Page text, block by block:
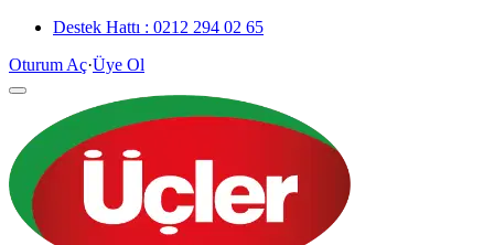
Destek Hattı : 0212 294 02 65
Oturum Aç·Üye Ol